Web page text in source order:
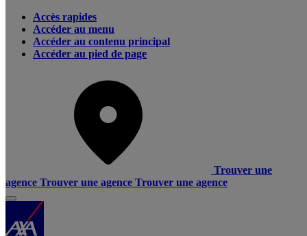
Accès rapides
Accéder au menu
Accéder au contenu principal
Accéder au pied de page
Trouver une
agence Trouver une agence Trouver une agence